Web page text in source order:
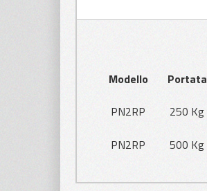
Modello Portata
PN2RP
250 Kg
PN2RP
500 Kg